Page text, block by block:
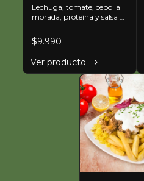
pita mas papas
fritas
Lechuga, tomate, cebolla
morada, proteína y salsa
$9.990
Ver producto